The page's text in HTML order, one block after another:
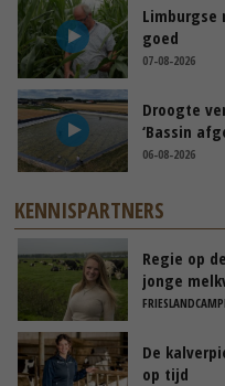
Limburgse
goed
07-08-2026
Droogte
‘Bassin
06-08-2026
KENNISPARTNERS
Regie op
jonge
De
op tijd